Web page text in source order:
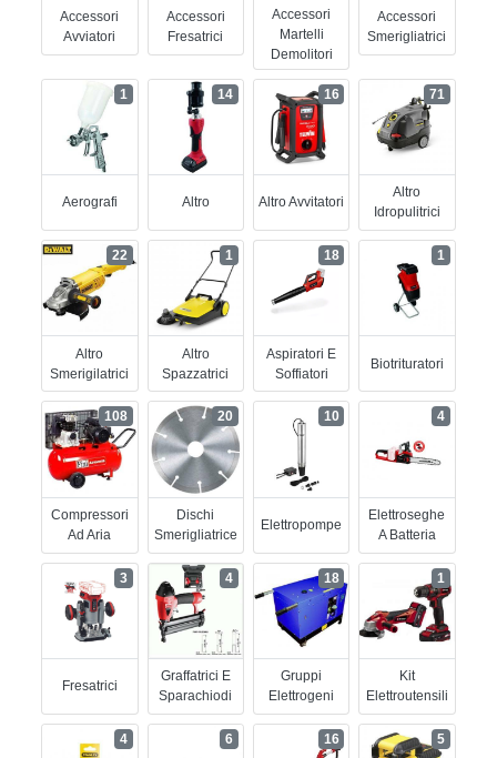
Accessori
Avviatori
Accessori
Fresatrici
Accessori
Martelli
Demolitori
Accessori
Smerigliatrici
Aerografi
1
Altro
14
Altro Avvitatori
16
Altro
Idropulitrici
71
Altro
Smerigilatrici
22
Altro
Spazzatrici
1
Aspiratori E
Soffiatori
18
Biotrituratori
1
Compressori
Ad Aria
108
Dischi
Smerigliatrice
20
Elettropompe
10
Elettroseghe
A Batteria
4
Fresatrici
3
Graffatrici E
Sparachiodi
4
Gruppi
Elettrogeni
18
Kit
Elettroutensili
1
4 6 16 5